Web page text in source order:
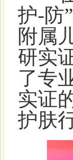
护-防
附属
研实
了专
实证
护肤